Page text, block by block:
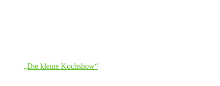
„Die kleine Kochshow“